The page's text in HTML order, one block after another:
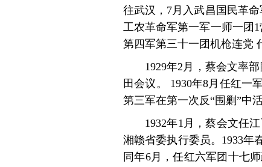
往武汉，7月入武昌国民革
工农革命军第一军一师一团
第四军第三十一团机枪连党
1929年2月，蔡会文率
田会议。 1930年8月任红一
第三军在第一次反“围剿”中
1932年1月，蔡会文任
湘赣省委执行委员。1933年
同年6月，任红六军团十七